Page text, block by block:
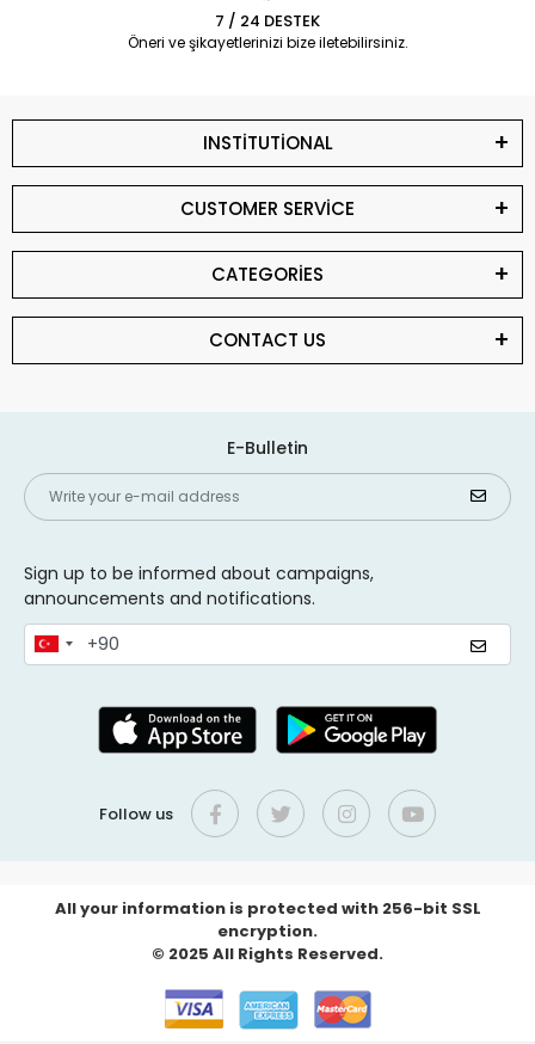
7 / 24 DESTEK
Öneri ve şikayetlerinizi bize iletebilirsiniz.
INSTİTUTİONAL
CUSTOMER SERVİCE
CATEGORİES
CONTACT US
E-Bulletin
Sign up to be informed about campaigns,
announcements and notifications.
Follow us
All your information is protected with 256-bit SSL
encryption.
© 2025 All Rights Reserved.